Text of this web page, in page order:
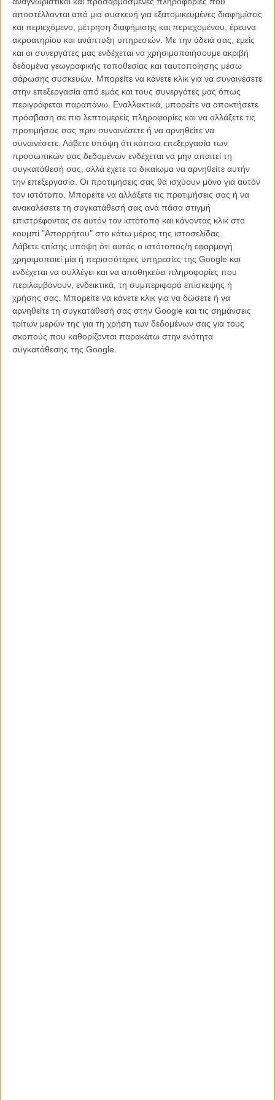
αποστέλλονται από μια συσκευή για εξατομικευμένες διαφημίσεις
και περιεχόμενο, μέτρηση διαφήμισης και περιεχομένου, έρευνα
ακροατηρίου και ανάπτυξη υπηρεσιών. Με την άδειά σας, εμείς
και οι συνεργάτες μας ενδέχεται να χρησιμοποιήσουμε ακριβή
δεδομένα γεωγραφικής τοποθεσίας και ταυτοποίησης μέσω
σάρωσης συσκευών. Μπορείτε να κάνετε κλικ για να συναινέσετε
στην επεξεργασία από εμάς και τους συνεργάτες μας όπως
περιγράφεται παραπάνω. Εναλλακτικά, μπορείτε να αποκτήσετε
πρόσβαση σε πιο λεπτομερείς πληροφορίες και να αλλάξετε τις
προτιμήσεις σας πριν συναινέσετε ή να αρνηθείτε να
συναινέσετε. Λάβετε υπόψη ότι κάποια επεξεργασία των
προσωπικών σας δεδομένων ενδέχεται να μην απαιτεί τη
συγκατάθεσή σας, αλλά έχετε το δικαίωμα να αρνηθείτε αυτήν
την επεξεργασία. Οι προτιμήσεις σας θα ισχύουν μόνο για αυτόν
τον ιστότοπο. Μπορείτε να αλλάξετε τις προτιμήσεις σας ή να
ανακαλέσετε τη συγκατάθεσή σας ανά πάσα στιγμή
επιστρέφοντας σε αυτόν τον ιστότοπο και κάνοντας κλικ στο
κουμπί "Απορρήτου" στο κάτω μέρος της ιστοσελίδας.
Λάβετε επίσης υπόψη ότι αυτός ο ιστότοπος/η εφαρμογή
χρησιμοποιεί μία ή περισσότερες υπηρεσίες της Google και
ενδέχεται να συλλέγει και να αποθηκεύει πληροφορίες που
περιλαμβάνουν, ενδεικτικά, τη συμπεριφορά επίσκεψης ή
χρήσης σας. Μπορείτε να κάνετε κλικ για να δώσετε ή να
αρνηθείτε τη συγκατάθεσή σας στην Google και τις σημάνσεις
τρίτων μερών της για τη χρήση των δεδομένων σας για τους
σκοπούς που καθορίζονται παρακάτω στην ενότητα
συγκατάθεσης της Google.
είναι μία συγκλονιστική μαρτυρία και μία ανοιχτή επιστολή στην
αμερικανική κυβέρνηση (και αντιπολίτευση). Εφαρμόστε Gun
Control. Τώρα.
Ο Κιθ Μέιτλαντ κατασκευάζει ένα πραγματικό έργο τέχνης: και η
φόρμα και η ουσία συμβαδίζουν για να παρακολουθήσεις κάτι
υπέροχο και κάτι απολύτως αναγκαίο για την ιστορική μας εποχή.
Συνδυάζοντας ασπρόμαυρο αρχειακό υλικό ειδήσεων (ένας από
τους κεντρικούς χαρακτήρες της ιστορίας ήταν ο τοπικός
δημοσιογράφος που κάλυπτε live τα γεγονότα από το
παρκαρισμένο αυτοκίνητό του, δεχόμενος τις σφαίρες του Γουίτμαν
κι ο ίδιος) και rotoscopic animation (ηθοποιοί ξαναγύρισαν τις
σκηνές και μετά η ομάδα του animation έντυσε την εικόνα με
ψηφιακή επεξεργασία) καταφέρνει κάτι περισσότερο από
αναπαράσταση των γεγονότων. Μεταγγίζει τον πανικό χωρίς να
σκανδαλίζει εύκολα με βία, αίμα και gore. Δίνει χρώμα και υφή στα